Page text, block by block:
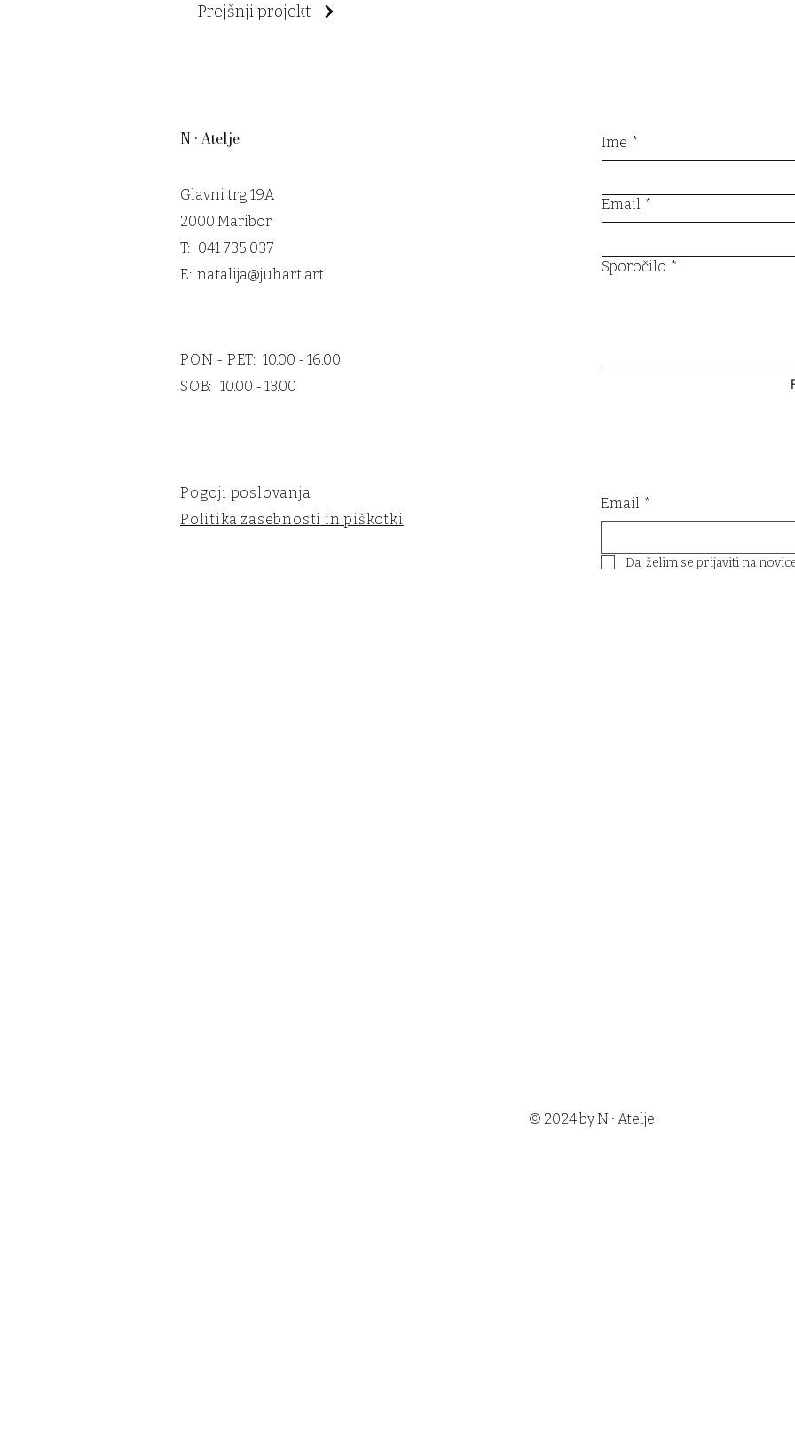
Prejšnji projekt
N • Atelje
Glavni trg 19A
2000 Maribor
T: 041 735 037
E: natalija@juhart.art
PON - PET: 10.00 - 16.00
SOB: 10.00 - 13.00
Pogoji poslovanja
Politika zasebnosti in piškotki
Ime *
Email *
Sporočilo *
Email *
Da, želim se prijaviti na
© 2024 by N • Atelje